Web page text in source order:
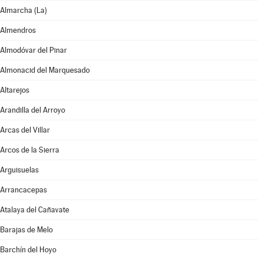
Almarcha (La)
Almendros
Almodóvar del Pinar
Almonacid del Marquesado
Altarejos
Arandilla del Arroyo
Arcas del Villar
Arcos de la Sierra
Arguisuelas
Arrancacepas
Atalaya del Cañavate
Barajas de Melo
Barchín del Hoyo